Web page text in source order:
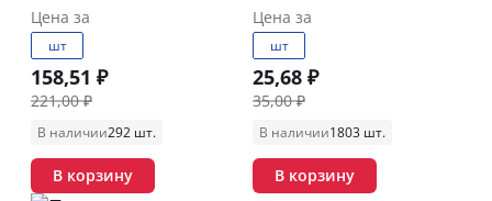
Цена за
шт
158,51 ₽
221,00 ₽
В наличии292 шт.
В корзину
Цена за
шт
25,68 ₽
35,00 ₽
В наличии1803 шт.
В корзину